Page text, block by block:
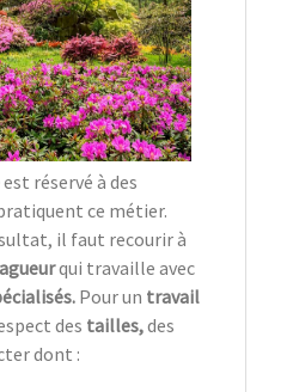
est réservé à des
ce métier.
il faut recourir à
qui travaille avec
Pour un travail
des tailles,des
dont :